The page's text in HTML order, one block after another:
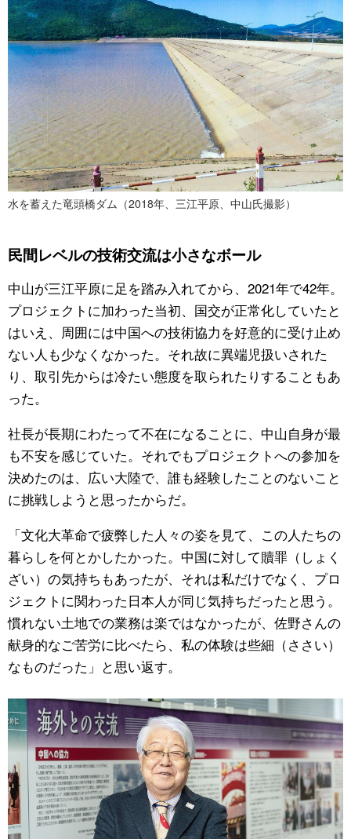
水を蓄えた竜頭橋ダム（2018年、三江平原、中山氏撮影）
民間レベルの技術交流は小さなボール
中山が三江平原に足を踏み入れてから、2021年で42年。
プロジェクトに加わった当初、国交が正常化していたと
はいえ、周囲には中国への技術協力を好意的に受け止め
ない人も少なくなかった。それ故に異端児扱いされた
り、取引先からは冷たい態度を取られたりすることもあ
った。
社長が長期にわたって不在になることに、中山自身が最
も不安を感じていた。それでもプロジェクトへの参加を
決めたのは、広い大陸で、誰も経験したことのないこと
に挑戦しようと思ったからだ。
「文化大革命で疲弊した人々の姿を見て、この人たちの
暮らしを何とかしたかった。中国に対して贖罪（しょく
ざい）の気持ちもあったが、それは私だけでなく、プロ
ジェクトに関わった日本人が同じ気持ちだったと思う。
慣れない土地での業務は楽ではなかったが、佐野さんの
献身的なご苦労に比べたら、私の体験は些細（ささい）
なものだった」と思い返す。